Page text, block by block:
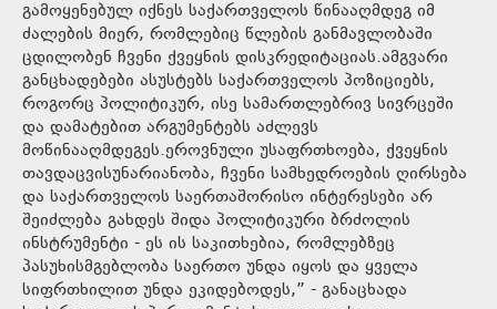
გამოყენებულ იქნეს საქართველოს წინააღმდეგ იმ
ძალების მიერ, რომლებიც წლების განმავლობაში
ცდილობენ ჩვენი ქვეყნის დისკრედიტაციას.ამგვარი
განცხადებები ასუსტებს საქართველოს პოზიციებს,
როგორც პოლიტიკურ, ისე სამართლებრივ სივრცეში
და დამატებით არგუმენტებს აძლევს
მოწინააღმდეგეს.ეროვნული უსაფრთხოება, ქვეყნის
თავდაცვისუნარიანობა, ჩვენი სამხედროების ღირსება
და საქართველოს საერთაშორისო ინტერესები არ
შეიძლება გახდეს შიდა პოლიტიკური ბრძოლის
ინსტრუმენტი - ეს ის საკითხებია, რომლებზეც
პასუხისმგებლობა საერთო უნდა იყოს და ყველა
სიფრთხილით უნდა ეკიდებოდეს,” - განაცხადა